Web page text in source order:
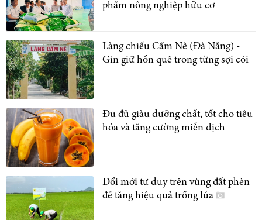
phẩm nông nghiệp hữu cơ
Làng chiếu Cẩm Nê (Đà Nẵng) -
Gìn giữ hồn quê trong từng sợi cói
Đu đủ giàu dưỡng chất, tốt cho tiêu
hóa và tăng cường miễn dịch
Đổi mới tư duy trên vùng đất phèn
để tăng hiệu quả trồng lúa